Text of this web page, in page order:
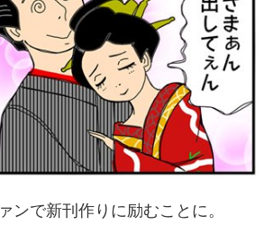
で新刊作りに励むことに。